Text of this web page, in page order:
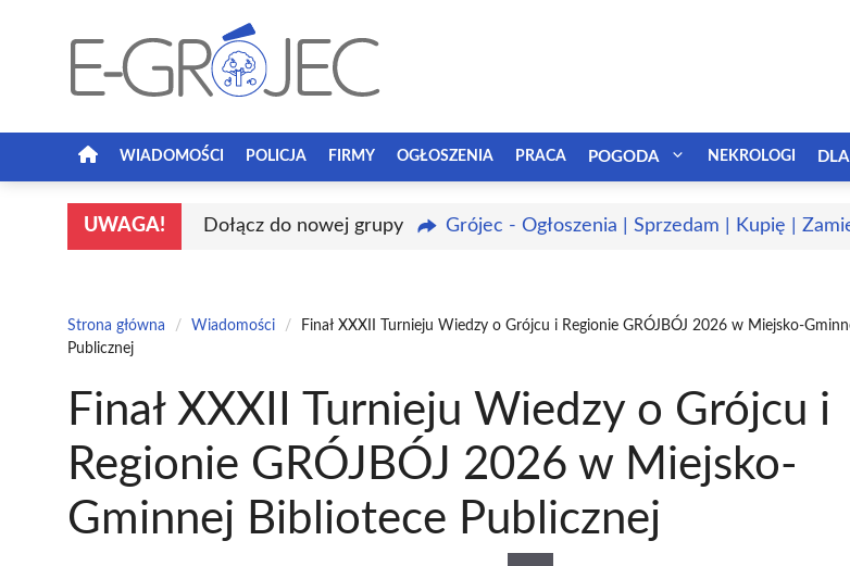
WIADOMOŚCI POLICJA FIRMY OGŁOSZENIA PRACA POGODA NEKROLOGI
UWAGA! Dołącz do nowej grupy Grójec - Ogłoszenia | Sprzedam | Kupię |
Strona główna / Wiadomości /
Finał XXXII Turnieju Wiedzy o Grójcu i Regionie GRÓJBÓJ 2026 w Miejsko-
Publicznej
Finał XXXII Turnieju Wiedzy o Grójcu i
Regionie GRÓJBÓJ 2026 w Miejsko-
Gminnej Bibliotece Publicznej